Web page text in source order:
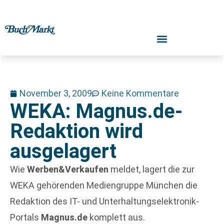
November 3, 2009 Keine Kommentare
WEKA: Magnus.de-
Redaktion wird
ausgelagert
Wie Werben&Verkaufen meldet, lagert die zur
WEKA gehörenden Mediengruppe München die
Redaktion des IT- und Unterhaltungselektronik-
Portals Magnus.de komplett aus.